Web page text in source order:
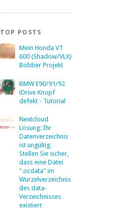
TOP POSTS
Mein Honda VT
600 (Shadow/VLX)
Bobber Projekt
BMW E90/91/92
iDrive Knopf
defekt - Tutorial
Nextcloud
Lösung: Ihr
Datenverzeichnis
ist ungültig.
Stellen Sie sicher,
dass eine Datei
".ocdata" im
Wurzelverzeichnis
des data-
Verzeichnisses
existiert